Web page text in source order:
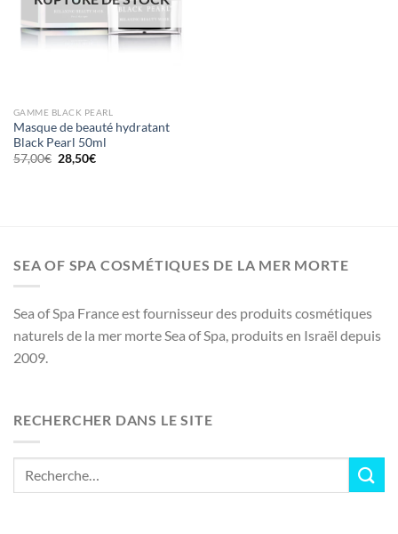
GAMME BLACK PEARL
Masque de beauté hydratant
Black Pearl 50ml
57,00€ Le
prix
28,50€Le
SEA OF SPA COSMÉTIQUES DE LA MER MORTE
Sea of Spa France est fournisseur des produits cosmétiques
naturels de la mer morte Sea of Spa, produits en Israël depuis
2009.
RECHERCHER DANS LE SITE